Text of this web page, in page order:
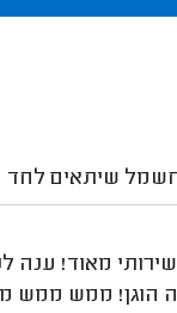
שיתאים לחד
מאוד! ענה
הוגן! ממש ממש